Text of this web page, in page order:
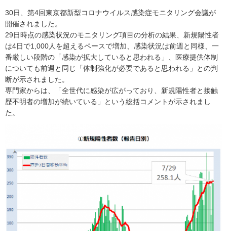
30日、第4回東京都新型コロナウイルス感染症モニタリング会議が
開催されました。
29日時点の感染状況のモニタリング項目の分析の結果、新規陽性者
は4日で1,000人を超えるペースで増加、感染状況は前週と同様、一
番厳しい段階の「感染が拡大していると思われる」、医療提供体制
についても前週と同じ「体制強化が必要であると思われる」との判
断が示されました。
専門家からは、「全世代に感染が広がっており、新規陽性者と接触
歴不明者の増加が続いている」という総括コメントが示されまし
た。